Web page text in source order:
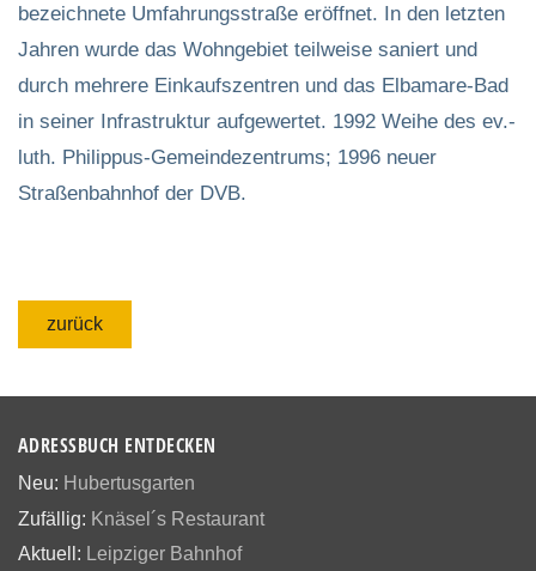
bezeichnete Umfahrungsstraße eröffnet. In den letzten
Jahren wurde das Wohngebiet teilweise saniert und
durch mehrere Einkaufszentren und das Elbamare-Bad
in seiner Infrastruktur aufgewertet. 1992 Weihe des ev.-
luth. Philippus-Gemeindezentrums; 1996 neuer
Straßenbahnhof der DVB.
zurück
ADRESSBUCH ENTDECKEN
Neu: Hubertusgarten
Zufällig: Knäsel´s Restaurant
Aktuell: Leipziger Bahnhof